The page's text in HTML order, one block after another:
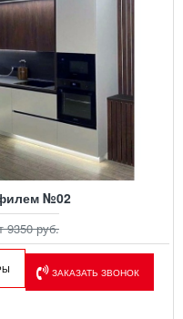
№02
9350 руб.
ЗАКАЗАТЬ ЗВОНОК